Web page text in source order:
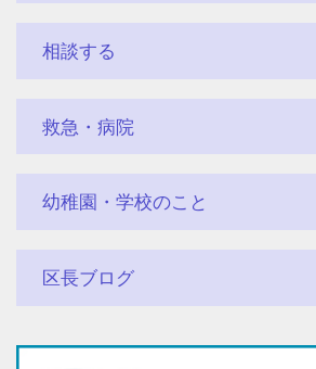
相談する
救急・病院
幼稚園・学校のこと
区長ブログ